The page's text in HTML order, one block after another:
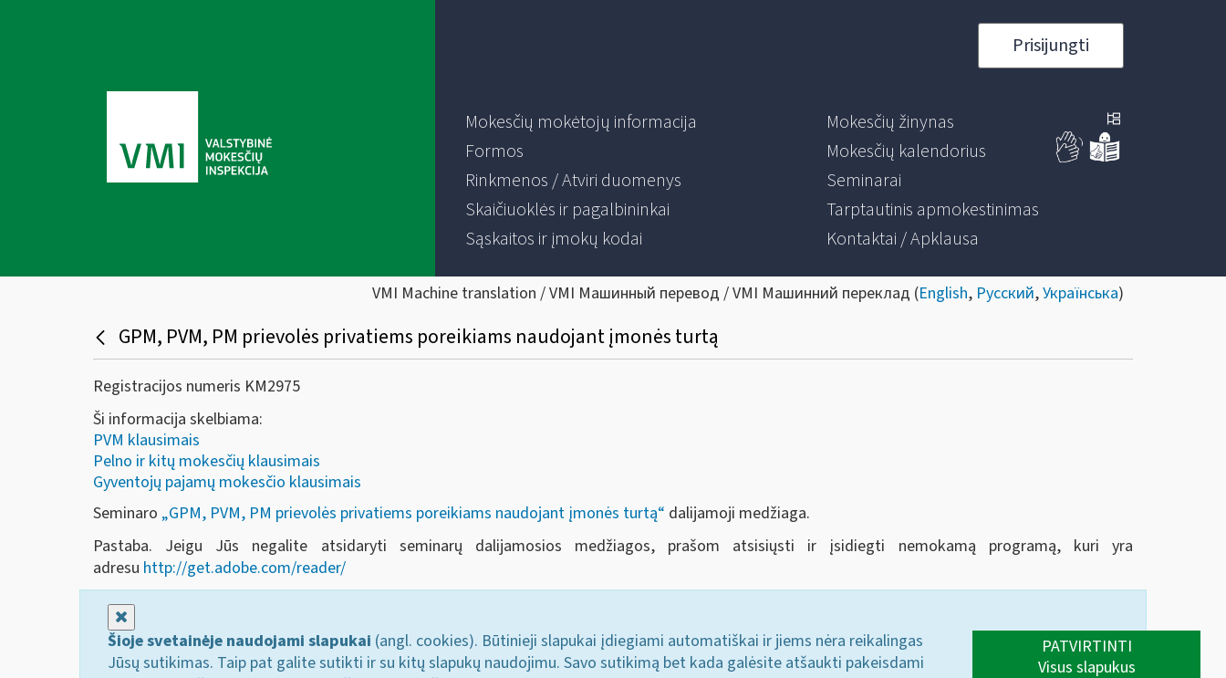
Prisijungti
Mokesčių mokėtojų informacija
Formos
Rinkmenos / Atviri duomenys
Skaičiuoklės ir pagalbininkai
Sąskaitos ir įmokų kodai
Mokesčių žinynas
Mokesčių kalendorius
Seminarai
Tarptautinis apmokestinimas
Kontaktai / Apklausa
VMI Machine translation / VMI Машинный перевод / VMI Машинний переклад (English, Русский,Українська)
GPM, PVM, PM prievolės privatiems poreikiams naudojant įmonės turtą
Registracijos numeris KM2975
Ši informacija skelbiama:
PVM klausimais
Pelno ir kitų mokesčių klausimais
Gyventojų pajamų mokesčio klausimais
Seminaro „GPM, PVM, PM prievolės privatiems poreikiams naudojant įmonės turtą“ dalijamoji medžiaga.
Pastaba. Jeigu Jūs negalite atsidaryti seminarų dalijamosios medžiagos, prašom atsisiųsti ir įsidiegti nemokamą programą, kuri yra
adresu http://get.adobe.com/reader/
Šioje svetainėje naudojami slapukai (angl. cookies). Būtinieji slapukai įdiegiami automatiškai ir jiems nėra reikalingas
Jūsų sutikimas. Taip pat galite sutikti ir su kitų slapukų naudojimu. Savo sutikimą bet kada galėsite atšaukti pakeisdami
PATVIRTINTI
Visus slapukus